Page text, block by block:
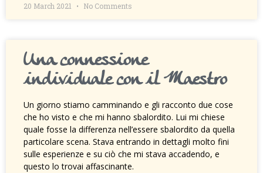
20 March 2021 No Comments
Una connessione
individuale con il Maestro
Un giorno stiamo camminando e gli racconto due cose
che ho visto e che mi hanno sbalordito. Lui mi chiese
quale fosse la differenza nell’essere sbalordito da quella
particolare scena. Stava entrando in dettagli molto fini
sulle esperienze e su ciò che mi stava accadendo, e
questo lo trovai affascinante.